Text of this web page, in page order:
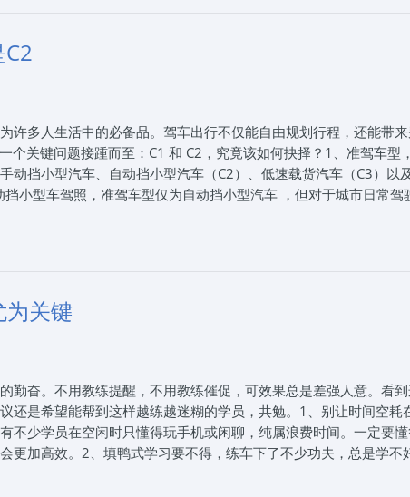
联网，2025年8月5日思毅学车整理发布。石家庄思毅学车报名电
享受团报价格，我们帮学员朋友从选择驾校、报名、体检到练车、
，让您轻松学车！
许多人生活中的必备品。驾车出行不仅能自由规划行程，还能带来
个关键问题接踵而至：C1 和 C2，究竟该如何抉择？1、准驾车型
动挡小型汽车、自动挡小型汽车（C2）、低速载货汽车（C3）以
挡小型车驾照，准驾车型仅为自动挡小型汽车 ，但对于城市日常
科目一理论考试中，C1 和 C2 的内容相同，都考查驾车理论基础、
减挡位操作，驾驶更轻松。科目四安全文明常识考试，C1和C2的
难度，高低分明，C1学习难度较高，手动挡车辆操作复杂，需掌
间练习，不过掌握后驾驶技术更扎实。C2学习难度低，无离合器操
习过程轻松，适合想快速拿证或不喜复杂操作的人。4、未来需求
简单、驾驶便捷，能有效缓解驾驶疲劳。若你主要在城市开车，
地区，手动挡车辆可能更常见，部分特殊职业也要求手动挡驾驶
照能提供更多驾驶体验。5、费用差别，心中有数，通常，C2驾
保养成本高。当然，不同地区、驾校的收费标准有差异，报名前
习能力、个人兴趣等因素。若工作生活有手动挡驾驶需求，或想提
自动挡车辆，C2是不错之选。《2025年报名学车选C1还是C2》来
关键
勤奋。不用教练提醒，不用教练催促，可效果总是差强人意。看
还是希望能帮到这样越练越迷糊的学员，共勉。1、别让时间空耗
不少学员在空闲时只懂得玩手机或闲聊，纯属浪费时间。一定要
更加高效。2、填鸭式学习要不得，练车下了不少功夫，总是学不
上。要想真正掌握驾驶这门技术，一定要让知识为己所用。3、积